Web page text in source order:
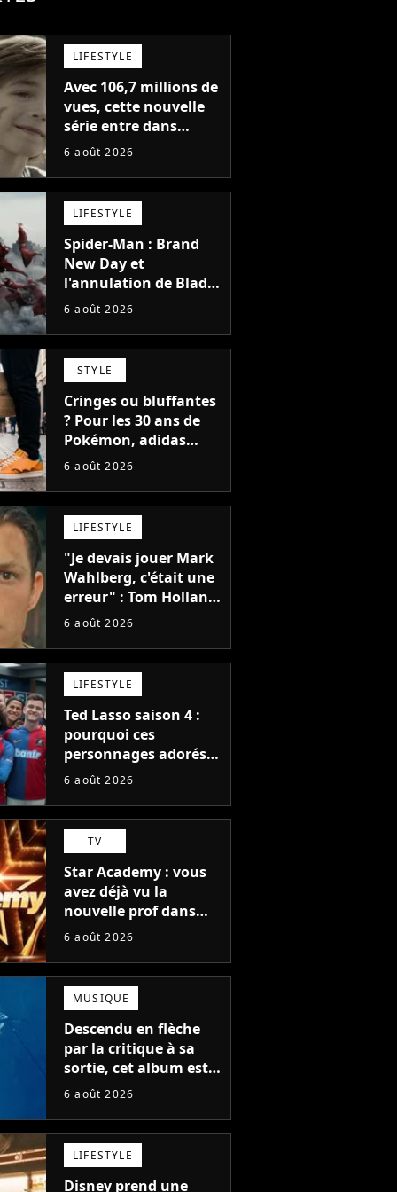
LIFESTYLE
Avec 106,7 millions de
vues, cette nouvelle
série entre dans
l'histoire de Netflix en
6 août 2026
LIFESTYLE
Spider-Man : Brand
New Day et
l'annulation de Blade
montrent que Marvel
faire quoi que ce soit
de simple
6 août 2026
STYLE
Cringes ou bluffantes
? Pour les 30 ans de
Pokémon, adidas
dévoile une énorme
et je ne sais pas quoi
en penser
6 août 2026
LIFESTYLE
"Je devais jouer Mark
Wahlberg, c'était une
erreur" : Tom Holland,
la star de Spider-Man,
blockbuster
6 août 2026
LIFESTYLE
Ted Lasso saison 4 :
pourquoi ces
personnages adorés
des fans ne sont pas
6 août 2026
TV
Star Academy : vous
avez déjà vu la
nouvelle prof dans
The Voice et aux
6 août 2026
MUSIQUE
Descendu en flèche
par la critique à sa
sortie, cet album est
en train de devenir le
auteur
6 août 2026
LIFESTYLE
Disney prend une